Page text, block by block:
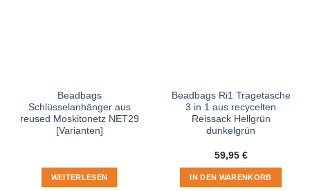
Beadbags
Schlüsselanhänger aus
reused Moskitonetz NET29
[Varianten]
WEITERLESEN
Beadbags Ri1 Tragetasche
3 in 1 aus recycelten
Reissack Hellgrün
dunkelgrün
59,95 €
IN DEN WARENKORB